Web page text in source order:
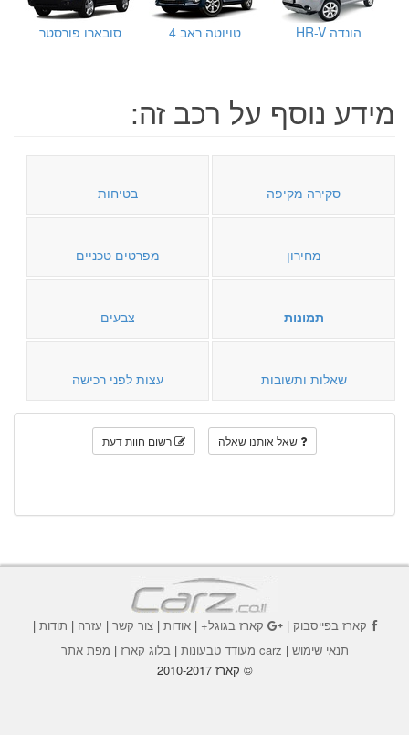
הונדה HR-V טויוטה ראב 4 סובארו פורסטר
מידע נוסף על רכב זה:
סקירה מקיפה בטיחות
מחירון מפרטים טכניים
תמונות צבעים
שאלות ותשובות עצות לפני רכישה
שאל אותנו שאלה רשום חוות דעת
קארז בפייסבוק| קארז בגוגל+|אודות |צור קשר | עזרה | תודות |
תנאי שימוש | carz מעודד טבעונות |בלוג קארז | מפת אתר
© קארז 2010-2017